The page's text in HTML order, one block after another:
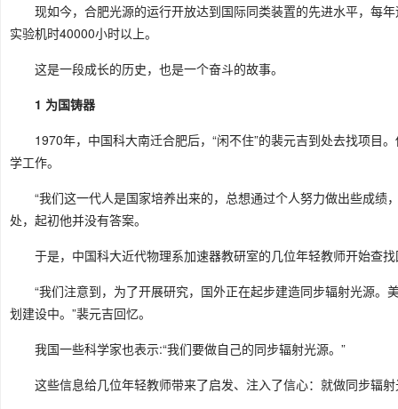
现如今，合肥光源的运行开放达到国际同类装置的先进水平，每
实验机时40000小时以上。
这是一段成长的历史，也是一个奋斗的故事。
1 为国铸器
1970年，中国科大南迁合肥后，“闲不住”的裴元吉到处去找项目
学工作。
“我们这一代人是国家培养出来的，总想通过个人努力做出些成
处，起初他并没有答案。
于是，中国科大近代物理系加速器教研室的几位年轻教师开始查
“我们注意到，为了开展研究，国外正在起步建造同步辐射光源
划建设中。”裴元吉回忆。
我国一些科学家也表示:“我们要做自己的同步辐射光源。”
这些信息给几位年轻教师带来了启发、注入了信心：就做同步辐